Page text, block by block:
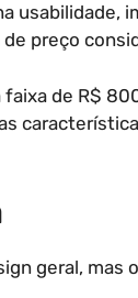
usabilidade,
preço
de R$
geral, mas